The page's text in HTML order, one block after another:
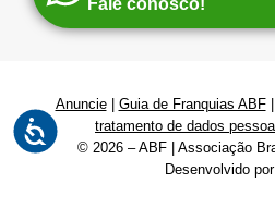
Anuncie| Guia de Franquias ABF|
tratamento de dados
© 2026 – ABF | Associação
Desenvolvido por